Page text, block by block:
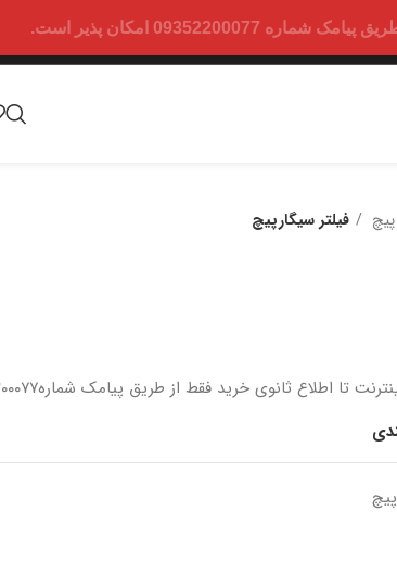
امکان پذیر است.
فیلتر سیگارپیچ
تا اطلاع ثانویخریدفقط از طریق پیامک شماره